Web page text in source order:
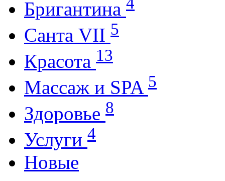
Бригантина
Санта VII 5
Красота 13
Массаж и SPA 5
Здоровье 8
Услуги 4
Новые